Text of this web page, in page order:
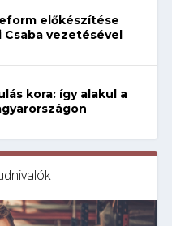
előkészítése
Csaba vezetésével
kora: így alakul a